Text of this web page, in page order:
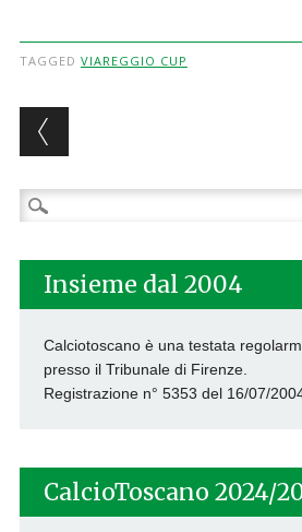
TAGGED VIAREGGIO CUP
Post navigation
Ricerca
per:
Insieme dal 2004
Calciotoscano è una testata
presso il Tribunale di Firenze.
Registrazione n° 5353 del 16/07/
CalcioToscano 2024/